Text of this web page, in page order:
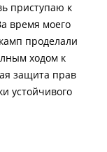
приступаю к
время моего
проделали
ходом к
защита прав
устойчивого